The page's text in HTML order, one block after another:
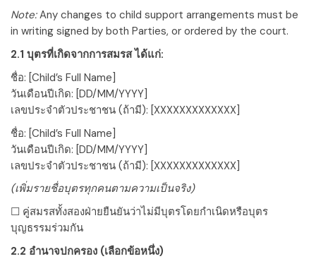
Note:Any changes to child support arrangements must be
in writing signed by both Parties, or ordered by the court.
2.1 บุตรที่เกิดจากการสมรส ได้แก่:
ชื่อ: [Child’s Full Name]
วันเดือนปีเกิด: [DD/MM/YYYY]
เลขประจำตัวประชาชน (ถ้ามี): [XXXXXXXXXXXXX]
ชื่อ: [Child’s Full Name]
วันเดือนปีเกิด: [DD/MM/YYYY]
เลขประจำตัวประชาชน (ถ้ามี): [XXXXXXXXXXXXX]
(เพิ่มรายชื่อบุตรทุกคนตามความเป็นจริง)
☐ คู่สมรสทั้งสองฝ่ายยืนยันว่าไม่มีบุตรโดยกำเนิดหรือบุตร
บุญธรรมร่วมกัน
2.2 อำนาจปกครอง (เลือกข้อหนึ่ง)